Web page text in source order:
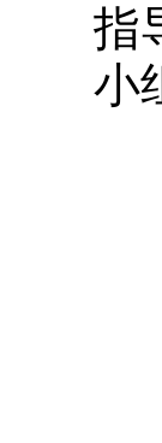
指导
小组